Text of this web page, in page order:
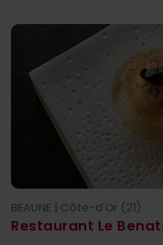
Restaurant Le
BEAUNE | Côte-d'Or (21)